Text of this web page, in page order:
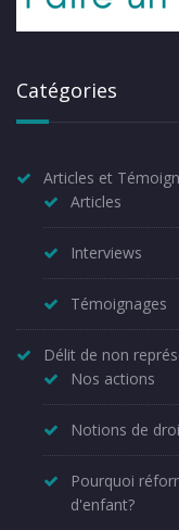
Catégories
Articles et
Articles
Interviews
Témoignages
Délit de non
Nos actions
Notions de
Pourquoi
d'enfant?